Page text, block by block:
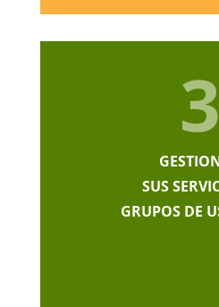
3
SUS
GRUPOS DE